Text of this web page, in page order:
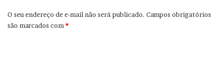
O seu endereço de e-mail não será publicado. Campos obrigatórios
são marcados com *